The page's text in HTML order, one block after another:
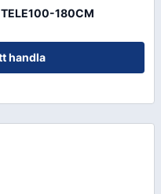
TELE100-180CM
handla